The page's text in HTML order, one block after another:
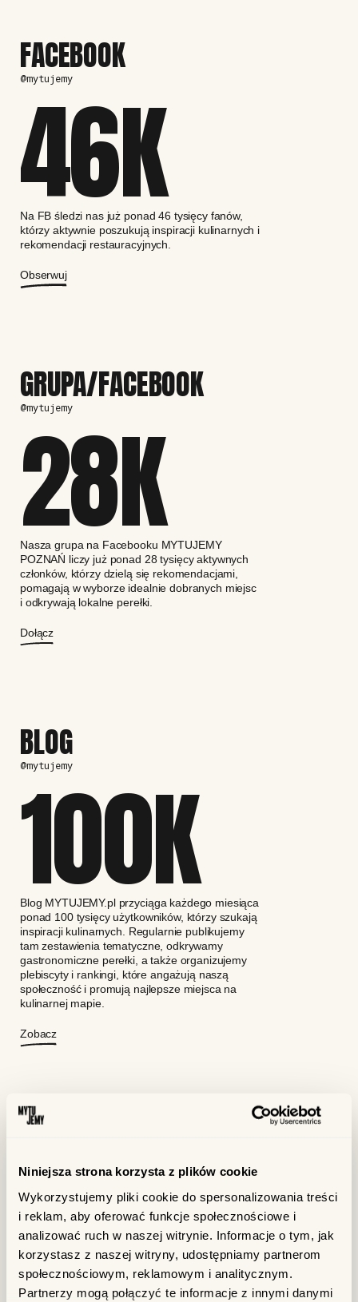
Niniejsza strona korzysta z plików cookie
Wykorzystujemy pliki cookie do spersonalizowania treści
i reklam, aby oferować funkcje społecznościowe i
analizować ruch w naszej witrynie. Informacje o tym, jak
korzystasz z naszej witryny, udostępniamy partnerom
społecznościowym, reklamowym i analitycznym.
Partnerzy mogą połączyć te informacje z innymi danymi
FACEBOOK
@mytujemy
46K
Na FB śledzi nas już ponad 46 tysięcy fanów,
którzy aktywnie poszukują inspiracji kulinarnych i
rekomendacji restauracyjnych.
Obserwuj
GRUPA/FACEBOOK
@mytujemy
28K
Nasza grupa na Facebooku MYTUJEMY
POZNAŃ liczy już ponad 28 tysięcy aktywnych
członków, którzy dzielą się rekomendacjami,
pomagają w wyborze idealnie dobranych miejsc
i odkrywają lokalne perełki.
Dołącz
BLOG
@mytujemy
100K
Blog MYTUJEMY.pl przyciąga każdego miesiąca
ponad 100 tysięcy użytkowników, którzy szukają
inspiracji kulinarnych. Regularnie publikujemy
tam zestawienia tematyczne, odkrywamy
gastronomiczne perełki, a także organizujemy
plebiscyty i rankingi, które angażują naszą
społeczność i promują najlepsze miejsca na
kulinarnej mapie.
Zobacz
7K
Przez 10 lat działalności jako twórcy internetowi